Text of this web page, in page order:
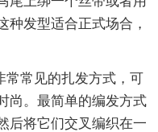
种发型适合正式场合，
常常见的扎发方式，可
尚。最简单的编发方式
后将它们交叉编织在一